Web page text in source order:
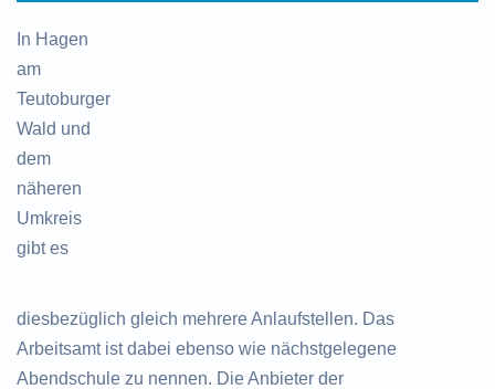
In Hagen
am
Teutoburger
Wald und
dem
näheren
Umkreis
gibt es
diesbezüglich gleich mehrere Anlaufstellen. Das
Arbeitsamt ist dabei ebenso wie nächstgelegene
Abendschule zu nennen. Die Anbieter der